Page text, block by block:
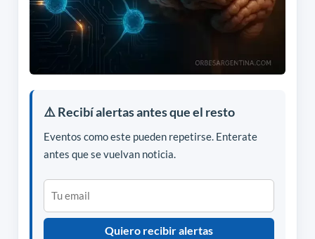
⚠️ Recibí alertas antes que el resto
Eventos como este pueden repetirse. Enterate
antes que se vuelvan noticia.
Quiero recibir alertas